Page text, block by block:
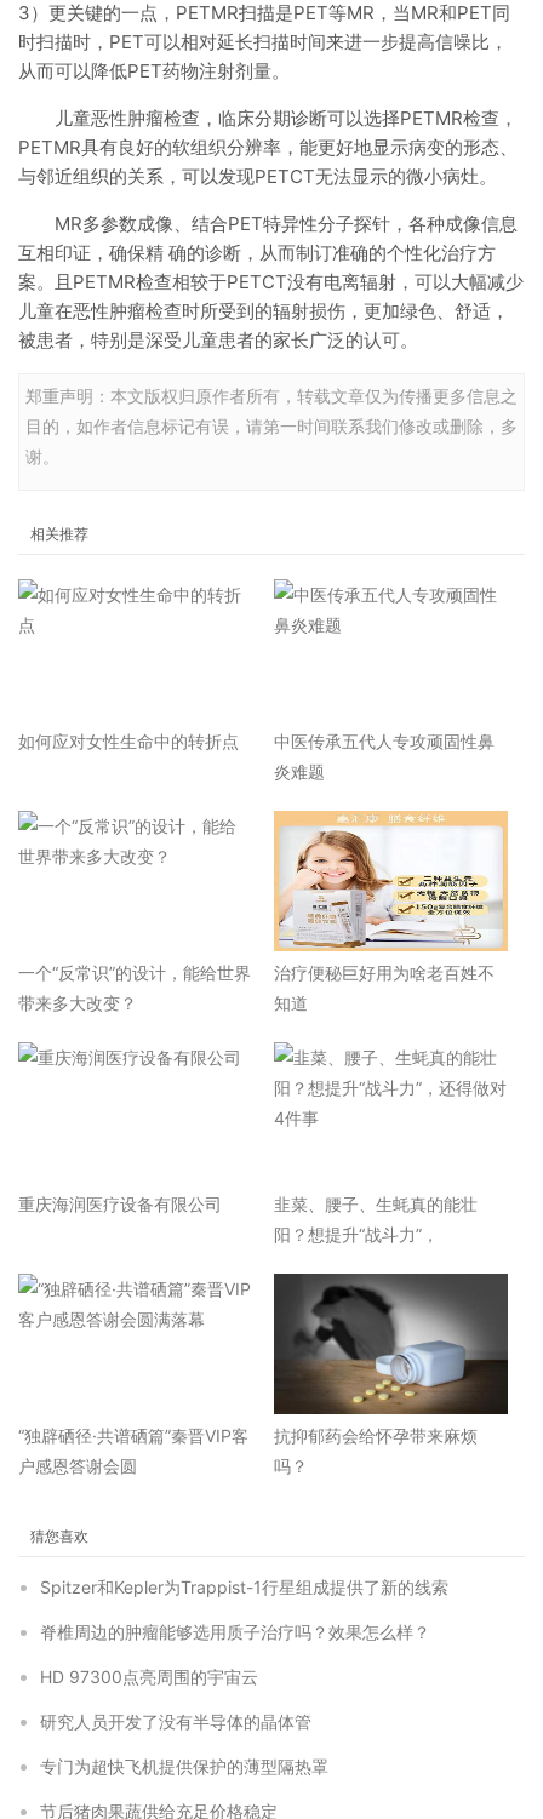
3）更关键的一点，PETMR扫描是PET等MR，当MR和PET同
时扫描时，PET可以相对延长扫描时间来进一步提高信噪比，
从而可以降低PET药物注射剂量。
儿童恶性肿瘤检查，临床分期诊断可以选择PETMR检查，
PETMR具有良好的软组织分辨率，能更好地显示病变的形态、
与邻近组织的关系，可以发现PETCT无法显示的微小病灶。
MR多参数成像、结合PET特异性分子探针，各种成像信息
互相印证，确保精 确的诊断，从而制订准确的个性化治疗方
案。且PETMR检查相较于PETCT没有电离辐射，可以大幅减少
儿童在恶性肿瘤检查时所受到的辐射损伤，更加绿色、舒适，
被患者，特别是深受儿童患者的家长广泛的认可。
郑重声明：本文版权归原作者所有，转载文章仅为传播更多信息之
目的，如作者信息标记有误，请第一时间联系我们修改或删除，多
谢。
相关推荐
如何应对女性生命中的转折点
中医传承五代人专攻顽固性鼻
炎难题
一个“反常识”的设计，能给世界
带来多大改变？
治疗便秘巨好用为啥老百姓不
知道
重庆海润医疗设备有限公司
韭菜、腰子、生蚝真的能壮
阳？想提升“战斗力”，
“独辟硒径·共谱硒篇”秦晋VIP客
户感恩答谢会圆
抗抑郁药会给怀孕带来麻烦
吗？
猜您喜欢
Spitzer和Kepler为Trappist-1行星组成提供了新的线索
脊椎周边的肿瘤能够选用质子治疗吗？效果怎么样？
HD 97300点亮周围的宇宙云
研究人员开发了没有半导体的晶体管
专门为超快飞机提供保护的薄型隔热罩
节后猪肉果蔬供给充足价格稳定